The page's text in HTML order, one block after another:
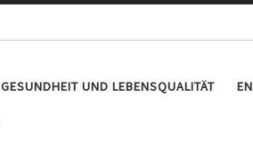
GESUNDHEIT UND LEBENSQUALITÄT